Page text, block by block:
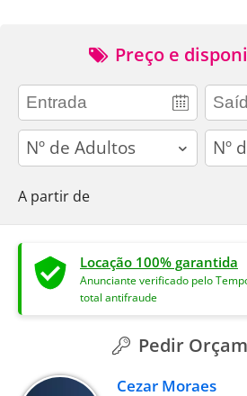
Preço e
adults
A partir de
Locação 100% garantida
Anunciante verificado pelo
total antifraude
Pedir
Cezar Moraes